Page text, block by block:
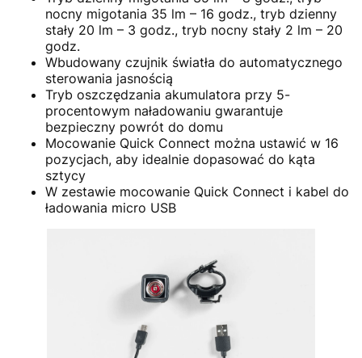
nocny migotania 35 lm – 16 godz., tryb dzienny
stały 20 lm – 3 godz., tryb nocny stały 2 lm – 20
godz.
Wbudowany czujnik światła do automatycznego
sterowania jasnością
Tryb oszczędzania akumulatora przy 5-
procentowym naładowaniu gwarantuje
bezpieczny powrót do domu
Mocowanie Quick Connect można ustawić w 16
pozycjach, aby idealnie dopasować do kąta
sztycy
W zestawie mocowanie Quick Connect i kabel do
ładowania micro USB